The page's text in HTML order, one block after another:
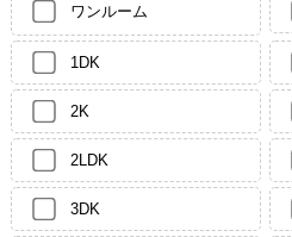
ワンルーム
1DK
2K
2LDK
3DK